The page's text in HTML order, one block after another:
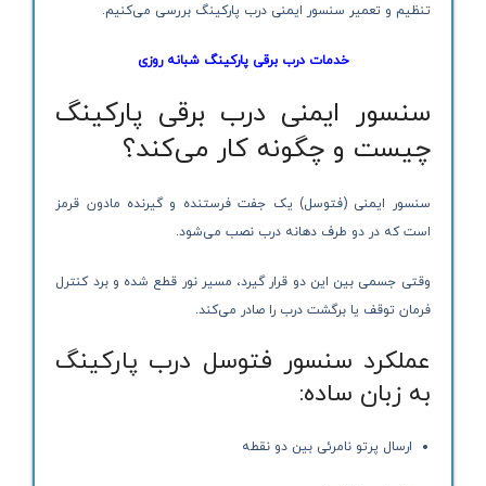
تنظیم و تعمیر سنسور ایمنی درب پارکینگ بررسی می‌کنیم.
خدمات درب برقی پارکینگ شبانه روزی
سنسور ایمنی درب برقی پارکینگ
چیست و چگونه کار می‌کند؟
سنسور ایمنی (فتوسل) یک جفت فرستنده و گیرنده مادون قرمز
است که در دو طرف دهانه درب نصب می‌شود.
وقتی جسمی بین این دو قرار گیرد، مسیر نور قطع شده و برد کنترل
فرمان توقف یا برگشت درب را صادر می‌کند.
عملکرد سنسور فتوسل درب پارکینگ
به زبان ساده:
ارسال پرتو نامرئی بین دو نقطه